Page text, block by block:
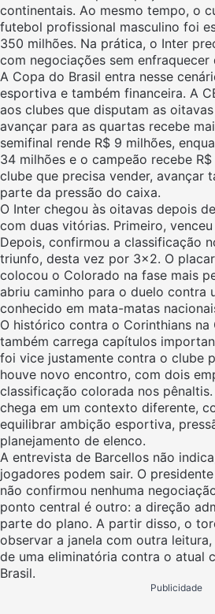
continentais. Ao mesmo tempo, o
futebol profissional masculino foi
350 milhões. Na prática, o Inter
com negociações sem enfraquecer
A Copa do Brasil entra nesse
esportiva e também financeira. A
aos clubes que disputam as
avançar para as quartas recebe
semifinal rende R$ 9 milhões,
34 milhões e o campeão recebe
clube que precisa vender, avançar
parte da pressão do caixa.
O Inter chegou às oitavas depois
com duas vitórias. Primeiro,
Depois, confirmou a classificação
triunfo, desta vez por 3×2. O
colocou o Colorado na fase mais
abriu caminho para o duelo contra
conhecido em mata-matas
O histórico contra o Corinthians na
também carrega capítulos
foi vice justamente contra o clube
houve novo encontro, com dois
classificação colorada nos
chega em um contexto diferente,
equilibrar ambição esportiva,
planejamento de elenco.
A entrevista de Barcellos não
jogadores podem sair. O
não confirmou nenhuma
ponto central é outro: a direção
parte do plano. A partir disso, o
observar a janela com outra
de uma eliminatória contra o atual
Brasil.
Publicidade